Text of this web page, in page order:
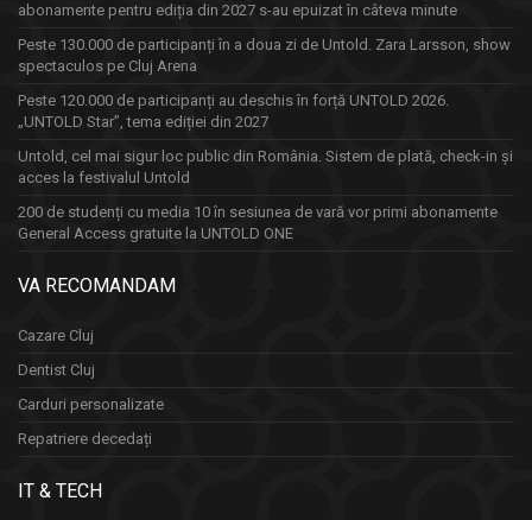
abonamente pentru ediția din 2027 s-au epuizat în câteva minute
Peste 130.000 de participanți în a doua zi de Untold. Zara Larsson, show
spectaculos pe Cluj Arena
Peste 120.000 de participanți au deschis în forță UNTOLD 2026.
„UNTOLD Star”, tema ediției din 2027
Untold, cel mai sigur loc public din România. Sistem de plată, check-in și
acces la festivalul Untold
200 de studenți cu media 10 în sesiunea de vară vor primi abonamente
General Access gratuite la UNTOLD ONE
VA RECOMANDAM
Cazare Cluj
Dentist Cluj
Carduri personalizate
Repatriere decedați
IT & TECH